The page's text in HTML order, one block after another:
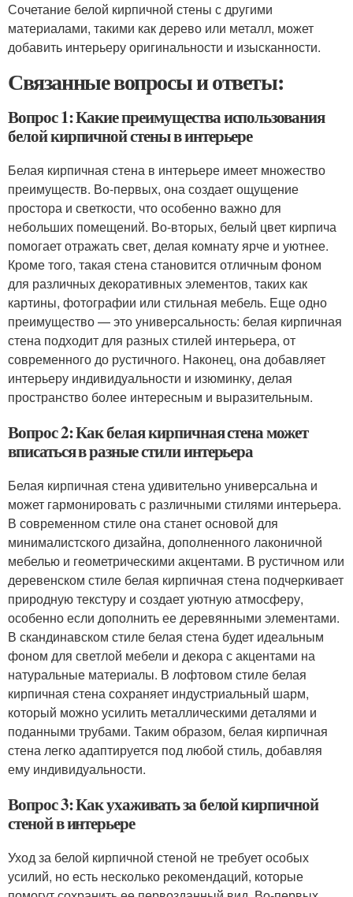
Сочетание белой кирпичной стены с другими
материалами, такими как дерево или металл, может
добавить интерьеру оригинальности и изысканности.
Связанные вопросы и ответы:
Вопрос 1: Какие преимущества использования
белой кирпичной стены в интерьере
Белая кирпичная стена в интерьере имеет множество
преимуществ. Во-первых, она создает ощущение
простора и светкости, что особенно важно для
небольших помещений. Во-вторых, белый цвет кирпича
помогает отражать свет, делая комнату ярче и уютнее.
Кроме того, такая стена становится отличным фоном
для различных декоративных элементов, таких как
картины, фотографии или стильная мебель. Еще одно
преимущество — это универсальность: белая кирпичная
стена подходит для разных стилей интерьера, от
современного до рустичного. Наконец, она добавляет
интерьеру индивидуальности и изюминку, делая
пространство более интересным и выразительным.
Вопрос 2: Как белая кирпичная стена может
вписаться в разные стили интерьера
Белая кирпичная стена удивительно универсальна и
может гармонировать с различными стилями интерьера.
В современном стиле она станет основой для
минималистского дизайна, дополненного лаконичной
мебелью и геометрическими акцентами. В рустичном или
деревенском стиле белая кирпичная стена подчеркивает
природную текстуру и создает уютную атмосферу,
особенно если дополнить ее деревянными элементами.
В скандинавском стиле белая стена будет идеальным
фоном для светлой мебели и декора с акцентами на
натуральные материалы. В лофтовом стиле белая
кирпичная стена сохраняет индустриальный шарм,
который можно усилить металлическими деталями и
поданными трубами. Таким образом, белая кирпичная
стена легко адаптируется под любой стиль, добавляя
ему индивидуальности.
Вопрос 3: Как ухаживать за белой кирпичной
стеной в интерьере
Уход за белой кирпичной стеной не требует особых
усилий, но есть несколько рекомендаций, которые